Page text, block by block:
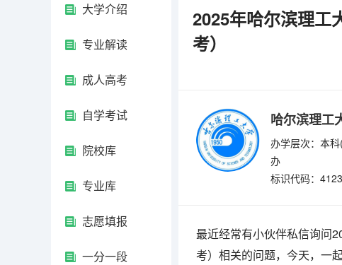
大学介绍
专业解读
成人高考
自学考试
院校库
专业库
志愿填报
一分一段
2025年哈尔滨理工
考）
哈尔滨理工
办学层次：本
办
标识代码：
最近经常有小伙伴私信询问
考）相关的问题，今天，一